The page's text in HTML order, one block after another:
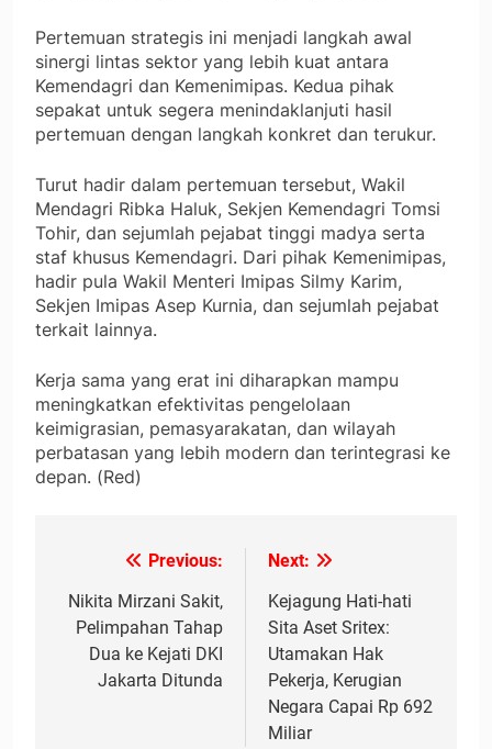
Pertemuan strategis ini menjadi langkah awal
sinergi lintas sektor yang lebih kuat antara
Kemendagri dan Kemenimipas. Kedua pihak
sepakat untuk segera menindaklanjuti hasil
pertemuan dengan langkah konkret dan terukur.
Turut hadir dalam pertemuan tersebut, Wakil
Mendagri Ribka Haluk, Sekjen Kemendagri Tomsi
Tohir, dan sejumlah pejabat tinggi madya serta
staf khusus Kemendagri. Dari pihak Kemenimipas,
hadir pula Wakil Menteri Imipas Silmy Karim,
Sekjen Imipas Asep Kurnia, dan sejumlah pejabat
terkait lainnya.
Kerja sama yang erat ini diharapkan mampu
meningkatkan efektivitas pengelolaan
keimigrasian, pemasyarakatan, dan wilayah
perbatasan yang lebih modern dan terintegrasi ke
depan. (Red)
Navigasi
pos
Previous:
Nikita Mirzani Sakit,
Pelimpahan Tahap
Dua ke Kejati DKI
Jakarta Ditunda
Next:
Kejagung Hati-hati
Sita Aset Sritex:
Utamakan Hak
Pekerja, Kerugian
Negara Capai Rp 692
Miliar